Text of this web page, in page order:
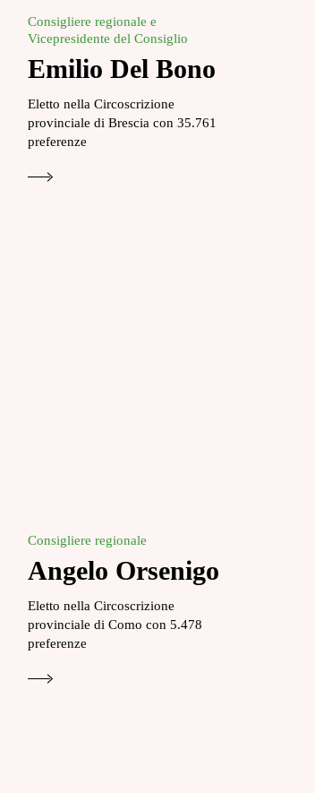
Consigliere regionale e
Vicepresidente del Consiglio
Emilio Del Bono
Eletto nella Circoscrizione
provinciale di Brescia con 35.761
preferenze
Consigliere regionale
Angelo Orsenigo
Eletto nella Circoscrizione
provinciale di Como con 5.478
preferenze